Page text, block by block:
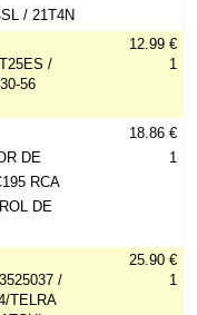
/ 21T4N
/
56
12.99 €
1
DE
RCA
DE
18.86 €
1
/
TELRA
25.90 €
1